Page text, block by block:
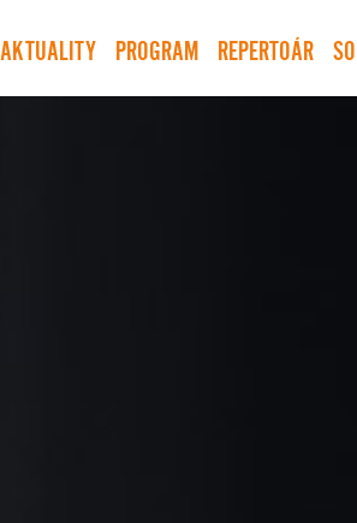
AKTUALITY PROGRAM REPERTOÁR